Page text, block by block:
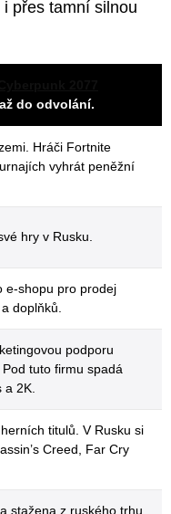
přes tamní silnou
do odvolání.
Hráči Fortnite
vyhrát peněžní
hry v Rusku.
e-shopu pro prodej
doplňků.
podporu
tuto firmu spadá
a 2K.
titulů. V Rusku si
Creed, Far Cry
stažena z ruského trhu